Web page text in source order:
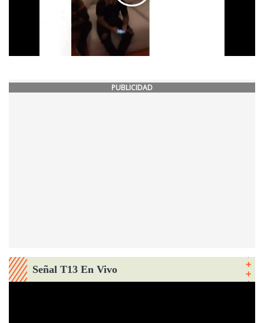
PUBLICIDAD
Señal T13 En Vivo